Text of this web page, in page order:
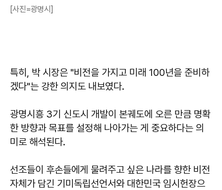
[사진=광명시]
특히, 박 시장은 "비전을 가지고 미래 100년을 준비하
겠다"는 강한 의지도 내보였다.
광명시흥 3기 신도시 개발이 본궤도에 오른 만큼 명확
한 방향과 목표를 설정해 나아가는 게 중요하다는 의
미로 해석된다.
선조들이 후손들에게 물려주고 싶은 나라를 향한 비전
자체가 담긴 기미독립선언서와 대한민국 임시헌장으